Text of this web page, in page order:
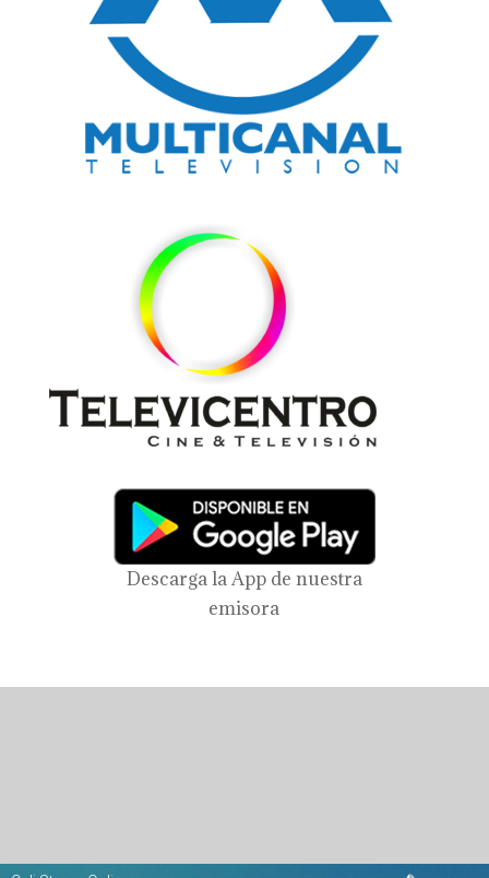
Descarga la App de nuestra
emisora